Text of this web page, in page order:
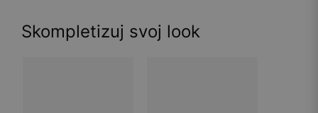
Skompletizuj svoj look